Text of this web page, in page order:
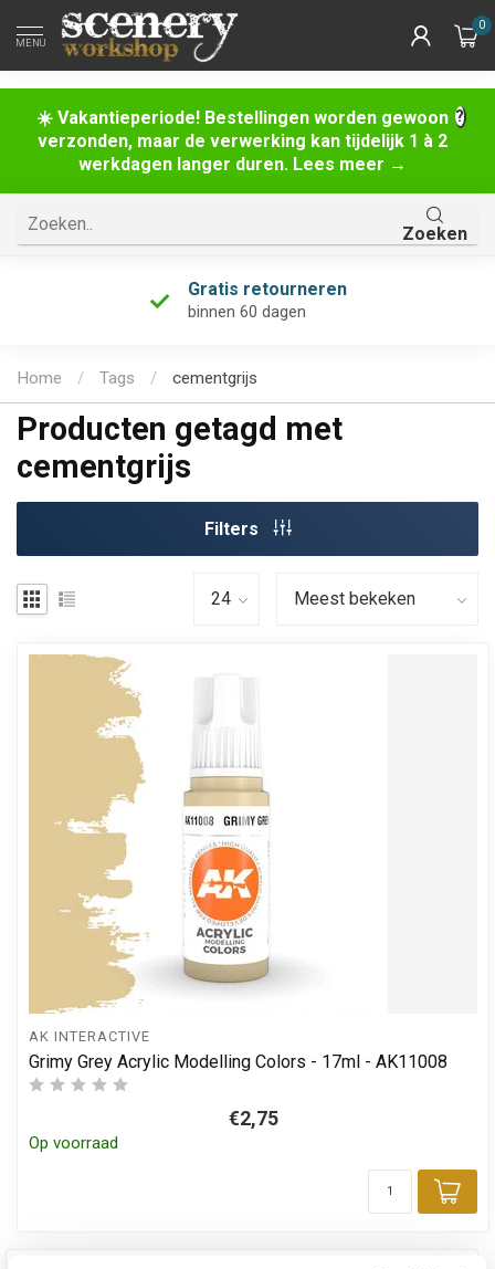
☀️ Vakantieperiode! Bestellingen worden gewoon
verzonden, maar de verwerking kan tijdelijk 1 à 2
werkdagen langer duren. Lees meer →
MENU
0
Zoeken
Gratis retourneren
binnen 60 dagen
Home / Tags / cementgrijs
Producten getagd met
cementgrijs
Filters
AK INTERACTIVE
Grimy Grey Acrylic Modelling Colors - 17ml - AK11008
€2,75
Op voorraad